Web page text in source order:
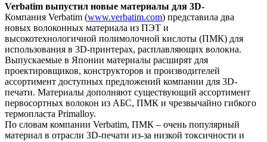
Verbatim выпустил новые материалы для 3D-
Компания Verbatim (www.verbatim.com) представила два
новых волоконных материала из ПЭТ и
высокотехнологичной полимолочной кислоты (ПМК) для
использования в 3D-принтерах, расплавляющих волокна.
Выпускаемые в Японии материалы расширят для
проектировщиков, конструкторов и производителей
ассортимент доступных предложений компании для 3D-
печати. Материалы дополняют существующий ассортимент
первосортных волокон из АБС, ПМК и чрезвычайно гибкого
термопласта Primalloy.
По словам компании Verbatim, ПМК – очень популярный
материал в отрасли 3D-печати из-за низкой токсичности и